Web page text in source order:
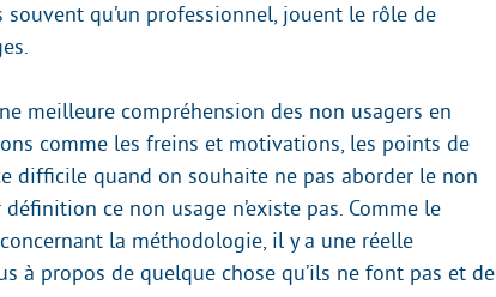
souvent qu’un professionnel, jouent le rôle de
meilleure compréhension des non usagers en
comme les freins et motivations, les points de
difficile quand on souhaite ne pas aborder le non
ce non usage n’existe pas. Comme le
la méthodologie, il y a une réelle
à propos de quelque chose qu’ils ne font pas et de